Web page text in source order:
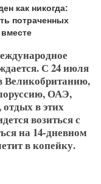
как никогда:
потраченных
С 24 июля
Великобританию,
ОАЭ,
в этих
возиться с
на 14-дневном
в копейку.